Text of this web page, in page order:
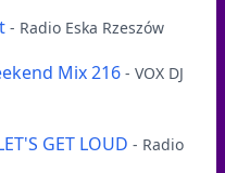
- Radio Eska Rzeszów
Mix 216 - VOX DJ
GET LOUD - Radio